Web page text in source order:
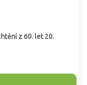
z 60. let 20.